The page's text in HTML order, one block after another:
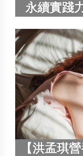
永續實踐
【洪孟琪